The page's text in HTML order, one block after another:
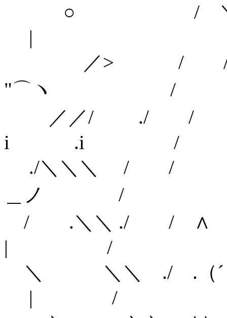
○ /
|
／> / /
"⌒ヽ /
／／/ ./
i .i /
./＼＼＼ /
＿ノ /
/ .＼＼ ./
| /
＼ ＼＼ ./ .（´
| /